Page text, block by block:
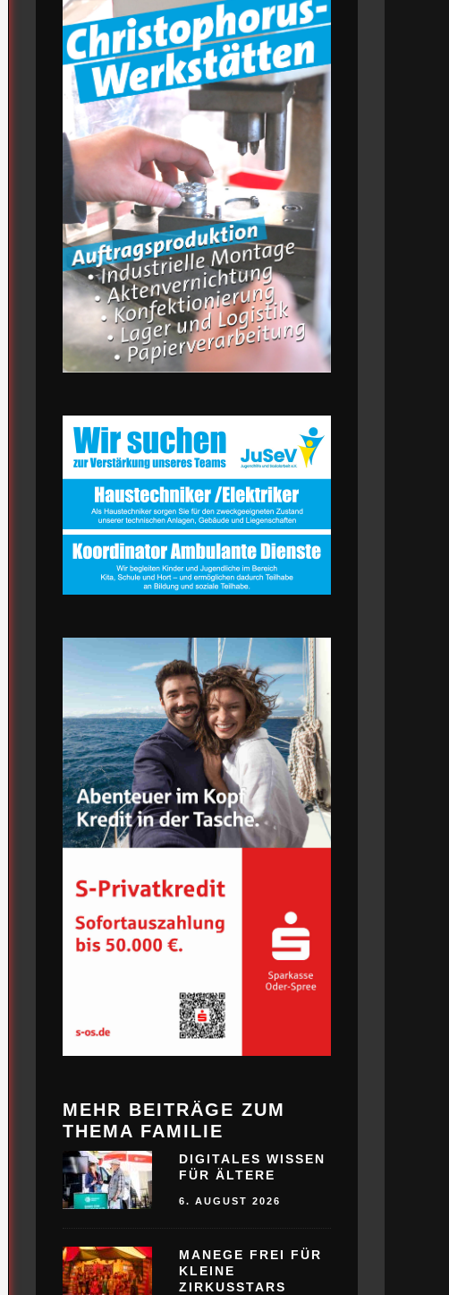
MEHR BEITRÄGE ZUM
THEMA FAMILIE
DIGITALES WISSEN
FÜR ÄLTERE
6. AUGUST 2026
MANEGE FREI FÜR
KLEINE
ZIRKUSSTARS